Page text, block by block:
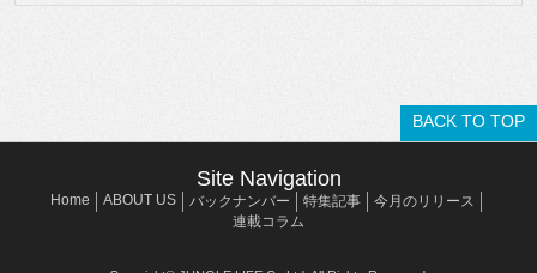
BACK TO TOP
Site Navigation
Home ABOUT US バックナンバー 特集記事
今月のリリース
連載コラム